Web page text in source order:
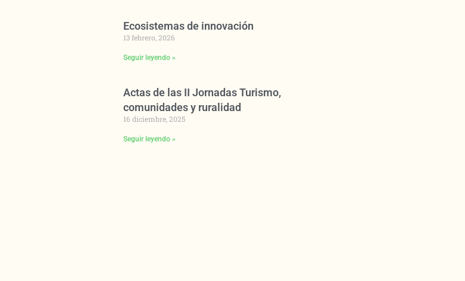
Ecosistemas de innovación
13 febrero, 2026
Seguir leyendo »
Actas de las II Jornadas Turismo,
comunidades y ruralidad
16 diciembre, 2025
Seguir leyendo »